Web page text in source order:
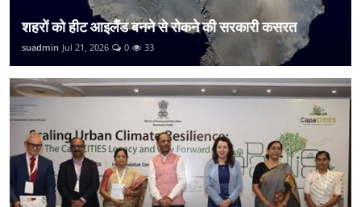
शहरों को हीट आइलैंड बनने से रोकने की सरकारी कसरत
suadmin Jul 21, 2026 0 33